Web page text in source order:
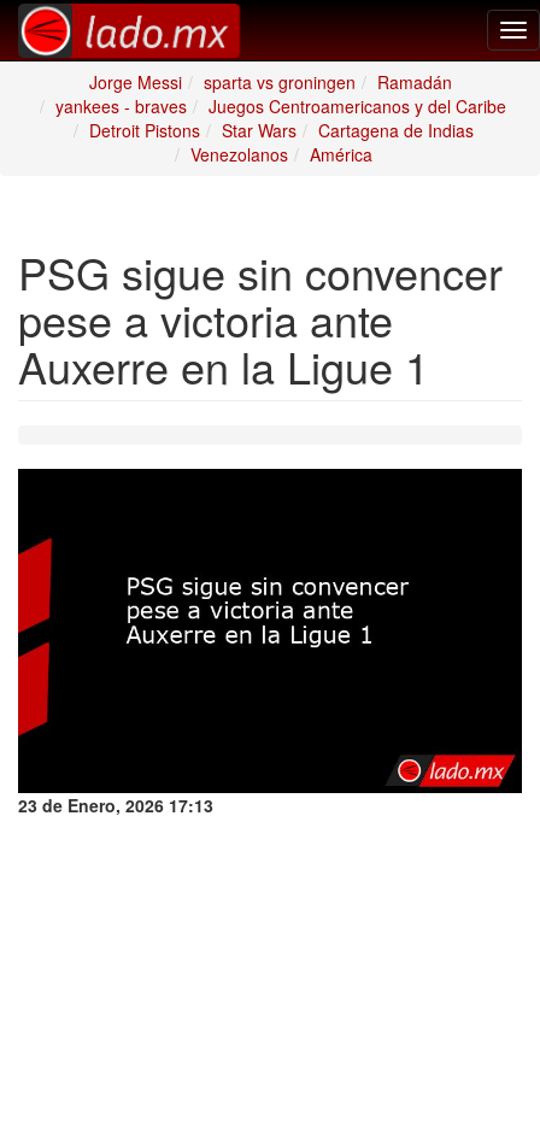
Jorge Messi
sparta vs groningen
Ramadán
yankees - braves
Juegos Centroamericanos y del Caribe
Detroit Pistons
Star Wars
Cartagena de Indias
Venezolanos
América
PSG sigue sin convencer
pese a victoria ante
Auxerre en la Ligue 1
23 de Enero, 2026 17:13